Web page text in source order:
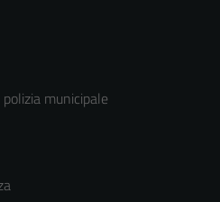
municipale